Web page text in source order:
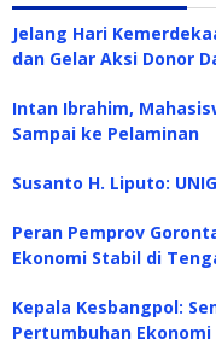
Jelang Hari
dan Gelar Aksi Donor
Intan Ibrahim,
Sampai ke Pelaminan
Susanto H. Liputo:
Peran Pemprov
Ekonomi Stabil di
Kepala Kesbangpol:
Pertumbuhan Ekonomi